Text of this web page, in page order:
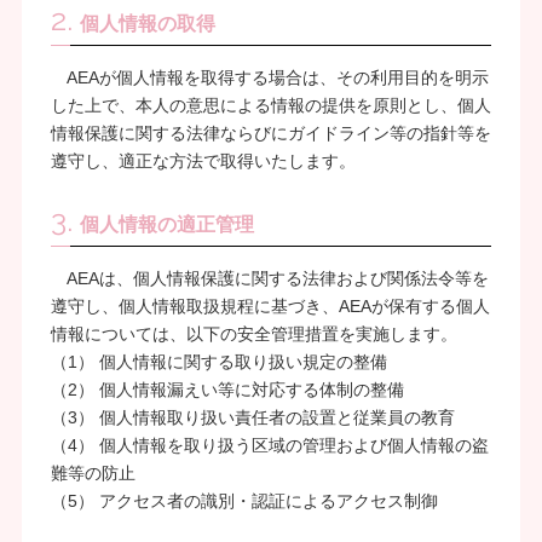
2. 個人情報の取得
AEAが個人情報を取得する場合は、その利用目的を明示
した上で、本人の意思による情報の提供を原則とし、個人
情報保護に関する法律ならびにガイドライン等の指針等を
遵守し、適正な方法で取得いたします。
3. 個人情報の適正管理
AEAは、個人情報保護に関する法律および関係法令等を
遵守し、個人情報取扱規程に基づき、AEAが保有する個人
情報については、以下の安全管理措置を実施します。
（1） 個人情報に関する取り扱い規定の整備
（2） 個人情報漏えい等に対応する体制の整備
（3） 個人情報取り扱い責任者の設置と従業員の教育
（4） 個人情報を取り扱う区域の管理および個人情報の盗
難等の防止
（5） アクセス者の識別・認証によるアクセス制御